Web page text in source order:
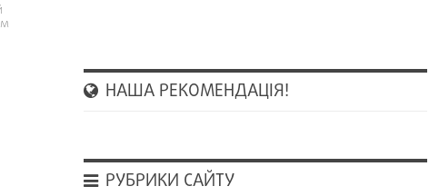
НАША РЕКОМЕНДАЦІЯ!
РУБРИКИ САЙТУ